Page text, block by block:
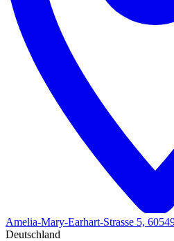
Amelia-Mary-Earhart-Strasse 5,
Deutschland